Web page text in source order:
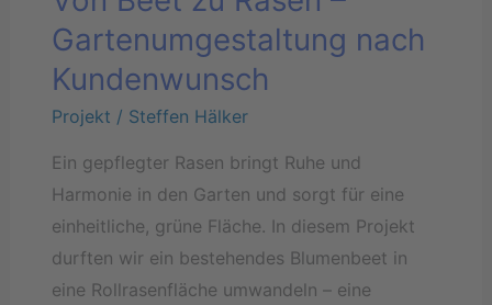
Gartenumgestaltung nach
Kundenwunsch
Projekt / Steffen Hälker
Ein gepflegter Rasen bringt Ruhe und
Harmonie in den Garten und sorgt für eine
einheitliche, grüne Fläche. In diesem Projekt
durften wir ein bestehendes Blumenbeet in
eine Rollrasenfläche umwandeln – eine
Gartenumgestaltung
nach
Kundenwunsch